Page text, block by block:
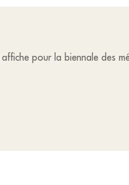
pour la biennale des